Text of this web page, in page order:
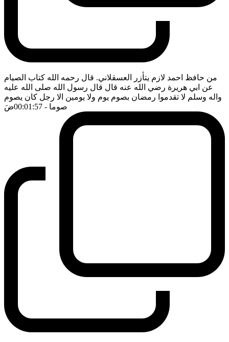
من حافظ احمد لازم يتأزر العسقلاني. قال رحمه الله كتاب الصيام
عن ابي هريرة رضي الله عنه قال قال رسول الله صلى الله عليه
واله وسلم لا تقدموا رمضان بصوم يوم ولا يومين الا رجل كان يصوم
صوما - 00:01:57 ضَ